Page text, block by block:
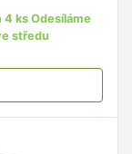
4 ks Odesíláme
středu